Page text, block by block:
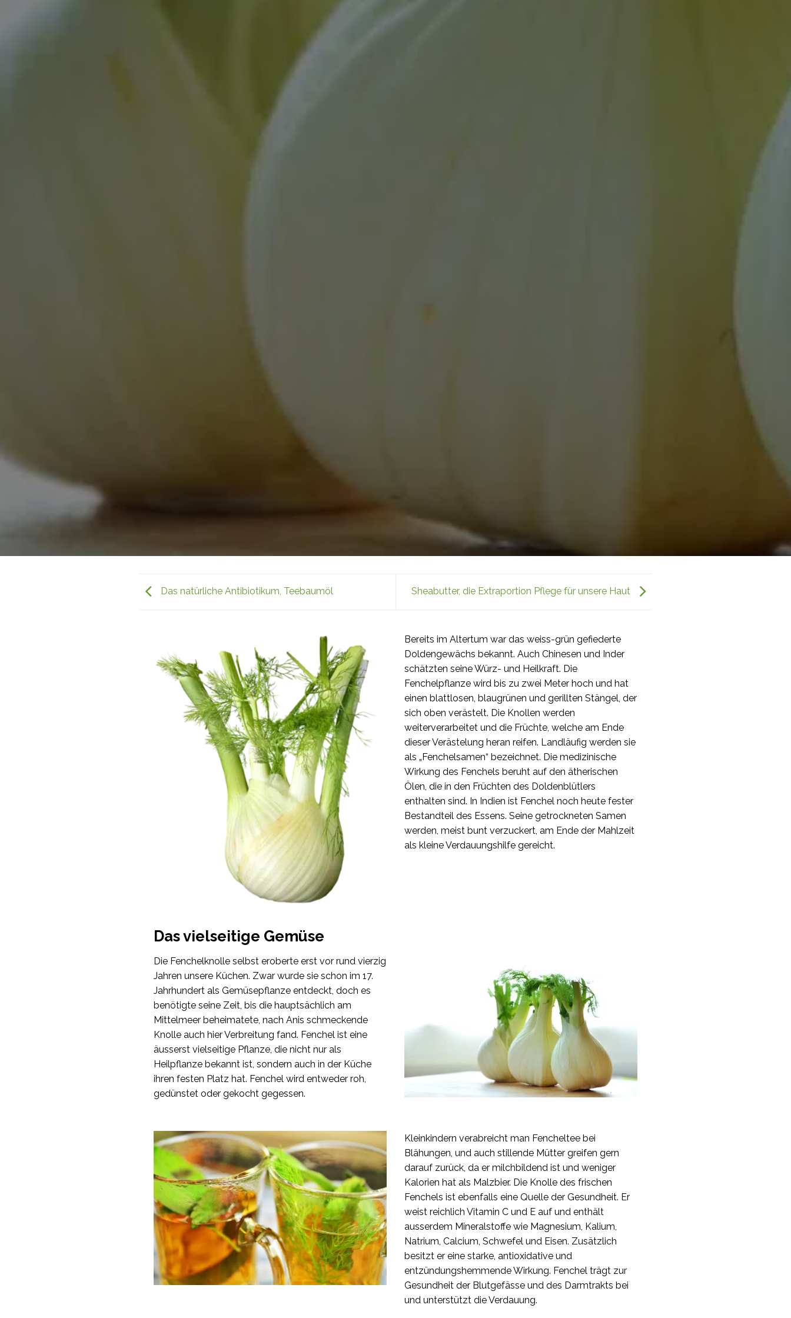
Bereits im Altertum war das weiss-grün gefiederte
Doldengewächs bekannt. Auch Chinesen und Inder
schätzten seine Würz- und Heilkraft. Die
Fenchelpflanze wird bis zu zwei Meter hoch und hat
einen blattlosen, blaugrünen und gerillten Stängel, der
sich oben verästelt. Die Knollen werden
weiterverarbeitet und die Früchte, welche am Ende
dieser Verästelung heran reifen. Landläufig werden sie
als „Fenchelsamen“ bezeichnet. Die medizinische
Wirkung des Fenchels beruht auf den ätherischen
Ölen, die in den Früchten des Doldenblütlers
enthalten sind. In Indien ist Fenchel noch heute fester
Bestandteil des Essens. Seine getrockneten Samen
werden, meist bunt verzuckert, am Ende der Mahlzeit
als kleine Verdauungshilfe gereicht.
Das vielseitige Gemüse
Die Fenchelknolle selbst eroberte erst vor rund vierzig
Jahren unsere Küchen. Zwar wurde sie schon im 17.
Jahrhundert als Gemüsepflanze entdeckt, doch es
benötigte seine Zeit, bis die hauptsächlich am
Mittelmeer beheimatete, nach Anis schmeckende
Knolle auch hier Verbreitung fand. Fenchel ist eine
äusserst vielseitige Pflanze, die nicht nur als
Heilpflanze bekannt ist, sondern auch in der Küche
ihren festen Platz hat. Fenchel wird entweder roh,
gedünstet oder gekocht gegessen.
Kleinkindern verabreicht man Fencheltee bei
Blähungen, und auch stillende Mütter greifen gern
darauf zurück, da er milchbildend ist und weniger
Kalorien hat als Malzbier. Die Knolle des frischen
Fenchels ist ebenfalls eine Quelle der Gesundheit. Er
weist reichlich Vitamin C und E auf und enthält
ausserdem Mineralstoffe wie Magnesium, Kalium,
Natrium, Calcium, Schwefel und Eisen. Zusätzlich
besitzt er eine starke, antioxidative und
entzündungshemmende Wirkung. Fenchel trägt zur
Gesundheit der Blutgefässe und des Darmtrakts bei
und unterstützt die Verdauung.
Das natürliche Antibiotikum, Teebaumöl Sheabutter, die Extraportion Pflege für unsere Haut